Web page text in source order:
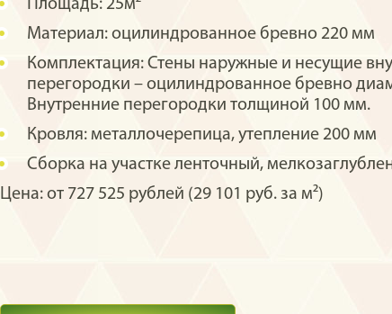
Площадь: 25м²
Материал: оцилиндрованное бревно 220 мм
Комплектация: Стены наружные и несущие
перегородки – оцилиндрованное бревно
Внутренние перегородки толщиной 100 мм.
Кровля: металлочерепица, утепление 200 мм
Сборка на участке ленточный,
Цена: от 727 525 рублей (29 101 руб. за м²)